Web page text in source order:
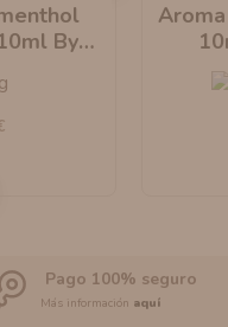
By
Pago 100% seguro
Más información aquí